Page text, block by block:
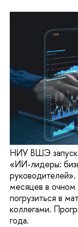
НИУ ВШЭ
«ИИ-лидеры:
месяцев в очном
погрузиться в
коллегами.
года.